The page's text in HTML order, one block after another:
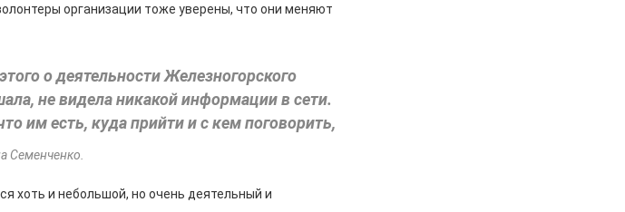
организации тоже уверены, что они меняют
о деятельности Железногорского
не видела никакой информации в сети.
им есть, куда прийти и с кем поговорить,
Семенченко.
хоть и небольшой, но очень деятельный и